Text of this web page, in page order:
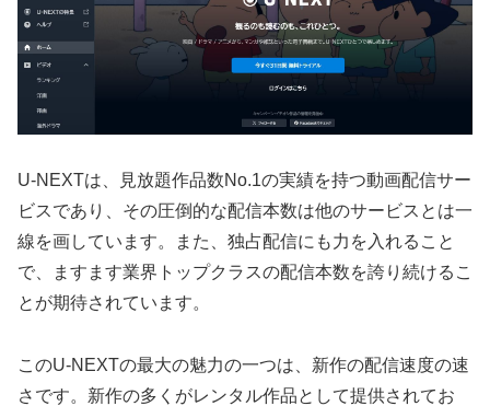
U-NEXTは、見放題作品数No.1の実績を持つ動画配信サー
ビスであり、その圧倒的な配信本数は他のサービスとは一
線を画しています。また、独占配信にも力を入れること
で、ますます業界トップクラスの配信本数を誇り続けるこ
とが期待されています。
このU-NEXTの最大の魅力の一つは、新作の配信速度の速
さです。新作の多くがレンタル作品として提供されてお